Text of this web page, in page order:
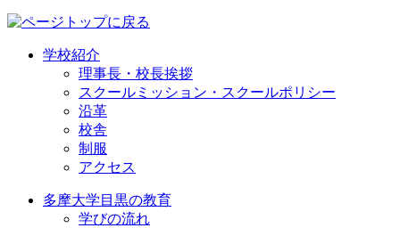
学校紹介
理事長・校長挨拶
スクールミッション・スクールポリシー
沿革
校舎
制服
アクセス
多摩大学目黒の教育
学びの流れ